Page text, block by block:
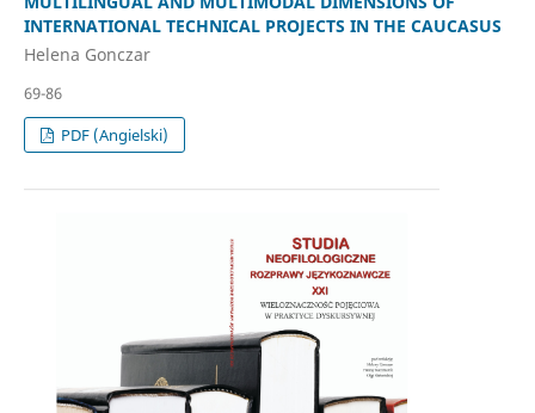
INTERNATIONAL TECHNICAL PROJECTS IN THE CAUCASUS
Helena Gonczar
69-86
PDF (Angielski)